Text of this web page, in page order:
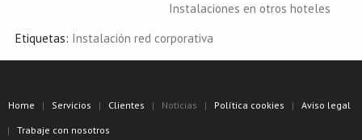
Instalaciones en otros hoteles
Etiquetas: Instalación red corporativa
Home Servicios Clientes Noticias Política cookies Aviso legal
Trabaje con nosotros